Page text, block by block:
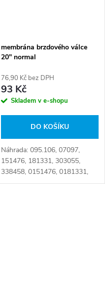
membrána brzdového válce
20" normal
76,90 Kč bez DPH
93 Kč
Skladem v e-shopu
DO KOŠÍKU
Náhrada: 095.106, 07097,
151476, 181331, 303055,
338458, 0151476, 0181331,
0303055, 1104252, 1282538,